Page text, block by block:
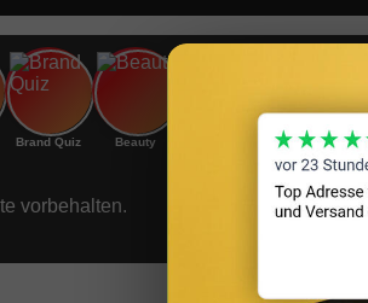
Brand Quiz Beauty Fragrance
vorbehalten.